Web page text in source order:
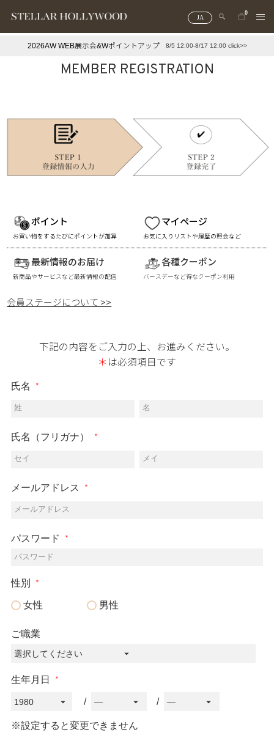
JA
0
2026AW WEB展示会&Wポイントアップ 8/5 12:00-8/17 12:00 click>>
MEMBER REGISTRATION
ポイント
お買い物をするたびにポイントが加算
マイページ
お気に入りリストや履歴の照会など
最新情報のお届け
新商品やサービスなど最新情報の配信
各種クーポン
バースデーなど得なクーポン利用
会員ステージについて >>
下記の内容をご入力の上、お進みください。
＊ は必須項目です
氏名
姓 名
氏名（フリガナ）
セイ メイ
メールアドレス
メールアドレス
パスワード
パスワード
性別
女性 男性
ご職業
生年月日
※設定すると変更できません